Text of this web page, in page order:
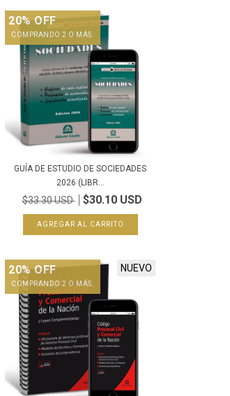
20% OFF
COMPRANDO 2 O MÁS.
GUÍA DE ESTUDIO DE SOCIEDADES
2026 (LIBR...
$33.30 USD $30.10 USD
20% OFF
COMPRANDO 2 O MÁS.
NUEVO